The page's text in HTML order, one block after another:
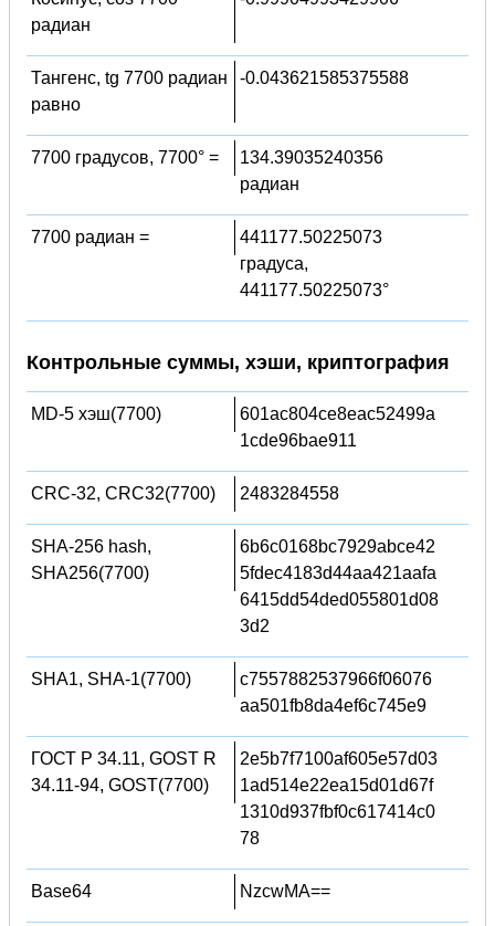
радиан
Тангенс, tg 7700 радиан
равно
-0.043621585375588
7700 градусов, 7700° =
134.39035240356
радиан
7700 радиан =
441177.50225073
градуса,
441177.50225073°
Контрольные суммы, хэши, криптография
MD-5 хэш(7700)
601ac804ce8eac52499a
1cde96bae911
CRC-32, CRC32(7700) 2483284558
SHA-256 hash,
SHA256(7700)
6b6c0168bc7929abce42
5fdec4183d44aa421aafa
6415dd54ded055801d08
3d2
SHA1, SHA-1(7700)
c7557882537966f06076
aa501fb8da4ef6c745e9
ГОСТ Р 34.11, GOST R
34.11-94, GOST(7700)
2e5b7f7100af605e57d03
1ad514e22ea15d01d67f
1310d937fbf0c617414c0
78
Base64 NzcwMA==